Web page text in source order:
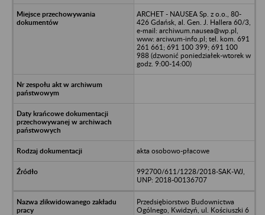
ARCHET - NAUSEA Sp. z o.o., 80-
426 Gdańsk, al. Gen. J. Hallera 60/3,
e-mail: archiwum.nausea@wp.pl,
www: arciwum-info.pl; tel. kom. 691
261 661; 691 100 399; 691 100
988 (dzwonić poniedziałek-wtorek w
godz. 9:00-14:00)
akta osobowo-płacowe
992700/611/1228/2018-SAK-WJ,
UNP: 2018-00136707
Przedsiębiorstwo Budownictwa
Ogólnego, Kwidzyń, ul. Kościuszki 6